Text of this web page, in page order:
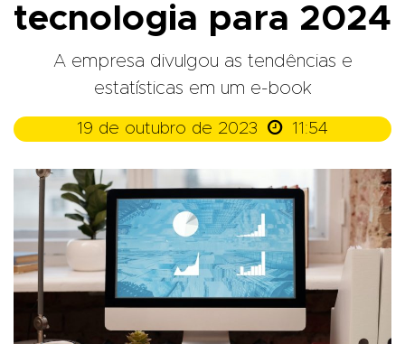
tecnologia para 2024
A empresa divulgou as tendências e
estatísticas em um e-book
19 de outubro de 2023  11:54